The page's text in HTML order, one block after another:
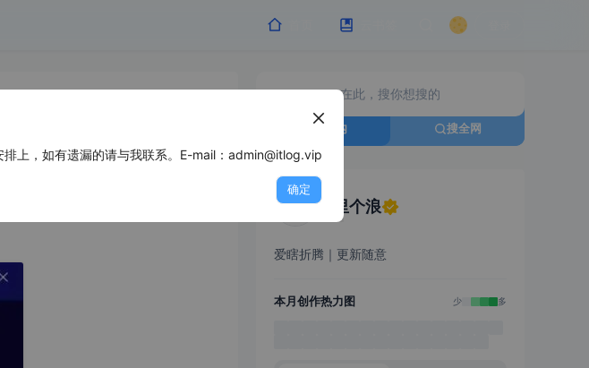
库 搜站内 搜全网
浪里个浪
爱瞎折腾｜更新随意
本月创作热力图 少 多
上，如有遗漏的请与我联系。E-mail：admin@itlog.vip
确定